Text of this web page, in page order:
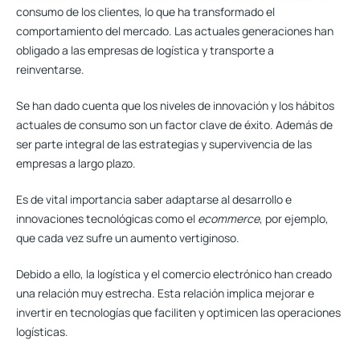
consumo de los clientes, lo que ha transformado el
comportamiento del mercado. Las actuales generaciones han
obligado a las empresas de logística y transporte a
reinventarse.
Se han dado cuenta que los niveles de innovación y los hábitos
actuales de consumo son un factor clave de éxito. Además de
ser parte integral de las estrategias y supervivencia de las
empresas a largo plazo.
Es de vital importancia saber adaptarse al desarrollo e
innovaciones tecnológicas como el ecommerce, por ejemplo,
que cada vez sufre un aumento vertiginoso.
Debido a ello, la logística y el comercio electrónico han creado
una relación muy estrecha. Esta relación implica mejorar e
invertir en tecnologías que faciliten y optimicen las operaciones
logísticas.